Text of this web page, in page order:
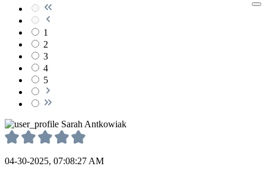
1
2
3
4
5
Sarah Antkowiak
04-30-2025, 07:08:27 AM